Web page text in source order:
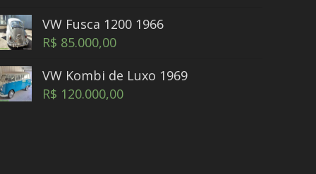
VW Fusca 1200 1966
R$ 85.000,00
VW Kombi de Luxo 1969
R$ 120.000,00